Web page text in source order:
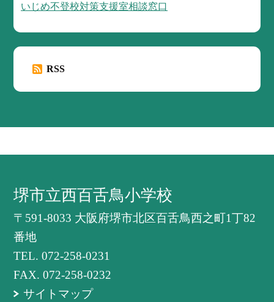
いじめ不登校対策支援室相談窓口
RSS
堺市立西百舌鳥小学校
〒591-8033 大阪府堺市北区百舌鳥西之町1丁82
番地
TEL.072-258-0231
FAX. 072-258-0232
サイトマップ